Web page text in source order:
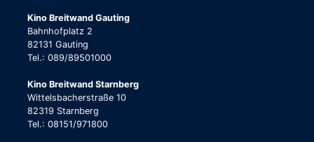
Kino Breitwand Gauting
Bahnhofplatz 2
82131 Gauting
Tel.: 089/89501000
Kino Breitwand Starnberg
Wittelsbacherstraße 10
82319 Starnberg
Tel.: 08151/971800